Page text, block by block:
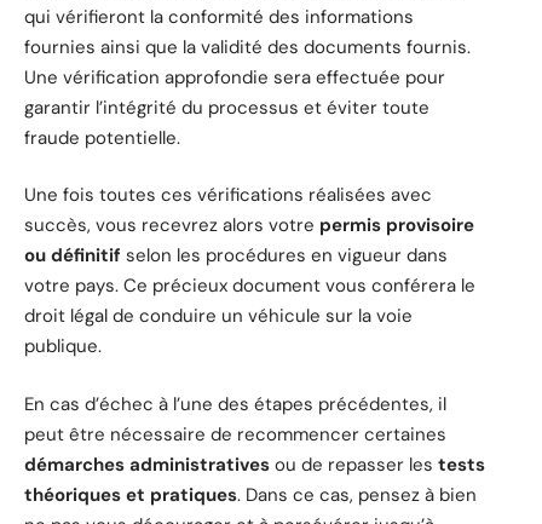
qui vérifieront la conformité des informations
fournies ainsi que la validité des documents fournis.
Une vérification approfondie sera effectuée pour
garantir l’intégrité du processus et éviter toute
fraude potentielle.
Une fois toutes ces vérifications réalisées avec
succès, vous recevrez alors votre permis provisoire
ou définitif selon les procédures en vigueur dans
votre pays. Ce précieux document vous conférera le
droit légal de conduire un véhicule sur la voie
publique.
En cas d’échec à l’une des étapes précédentes, il
peut être nécessaire de recommencer certaines
démarches administratives ou de repasser les tests
théoriques et pratiques. Dans ce cas, pensez à bien